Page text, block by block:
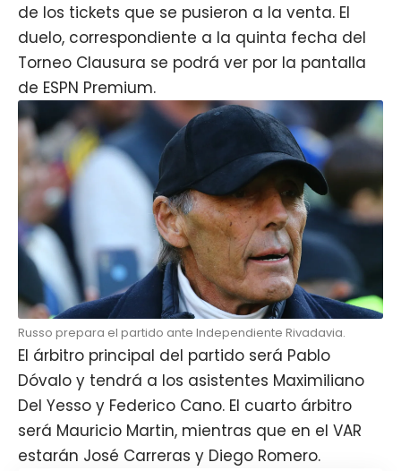
de los tickets que se pusieron a la venta. El
duelo, correspondiente a la quinta fecha del
Torneo Clausura se podrá ver por la pantalla
de ESPN Premium.
Russo prepara el partido ante Independiente Rivadavia.
El árbitro principal del partido será Pablo
Dóvalo y tendrá a los asistentes Maximiliano
Del Yesso y Federico Cano. El cuarto árbitro
será Mauricio Martin, mientras que en el VAR
estarán José Carreras y Diego Romero.